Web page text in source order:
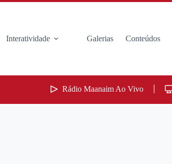
Interatividade Galerias Conteúdos
Rádio Maanaim Ao Vivo